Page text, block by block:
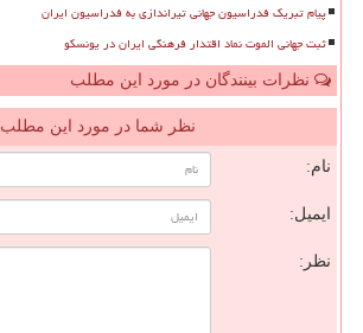
پیام تبریک فدراسیون جهانی تیراندازی به فدراسیون ایران
ثبت جهانی الموت نماد اقتدار فرهنگی ایران در یونسکو
نظرات بینندگان در مورد این مطلب
نظر شما در مورد این مطلب
نام:
ایمیل:
نظر: